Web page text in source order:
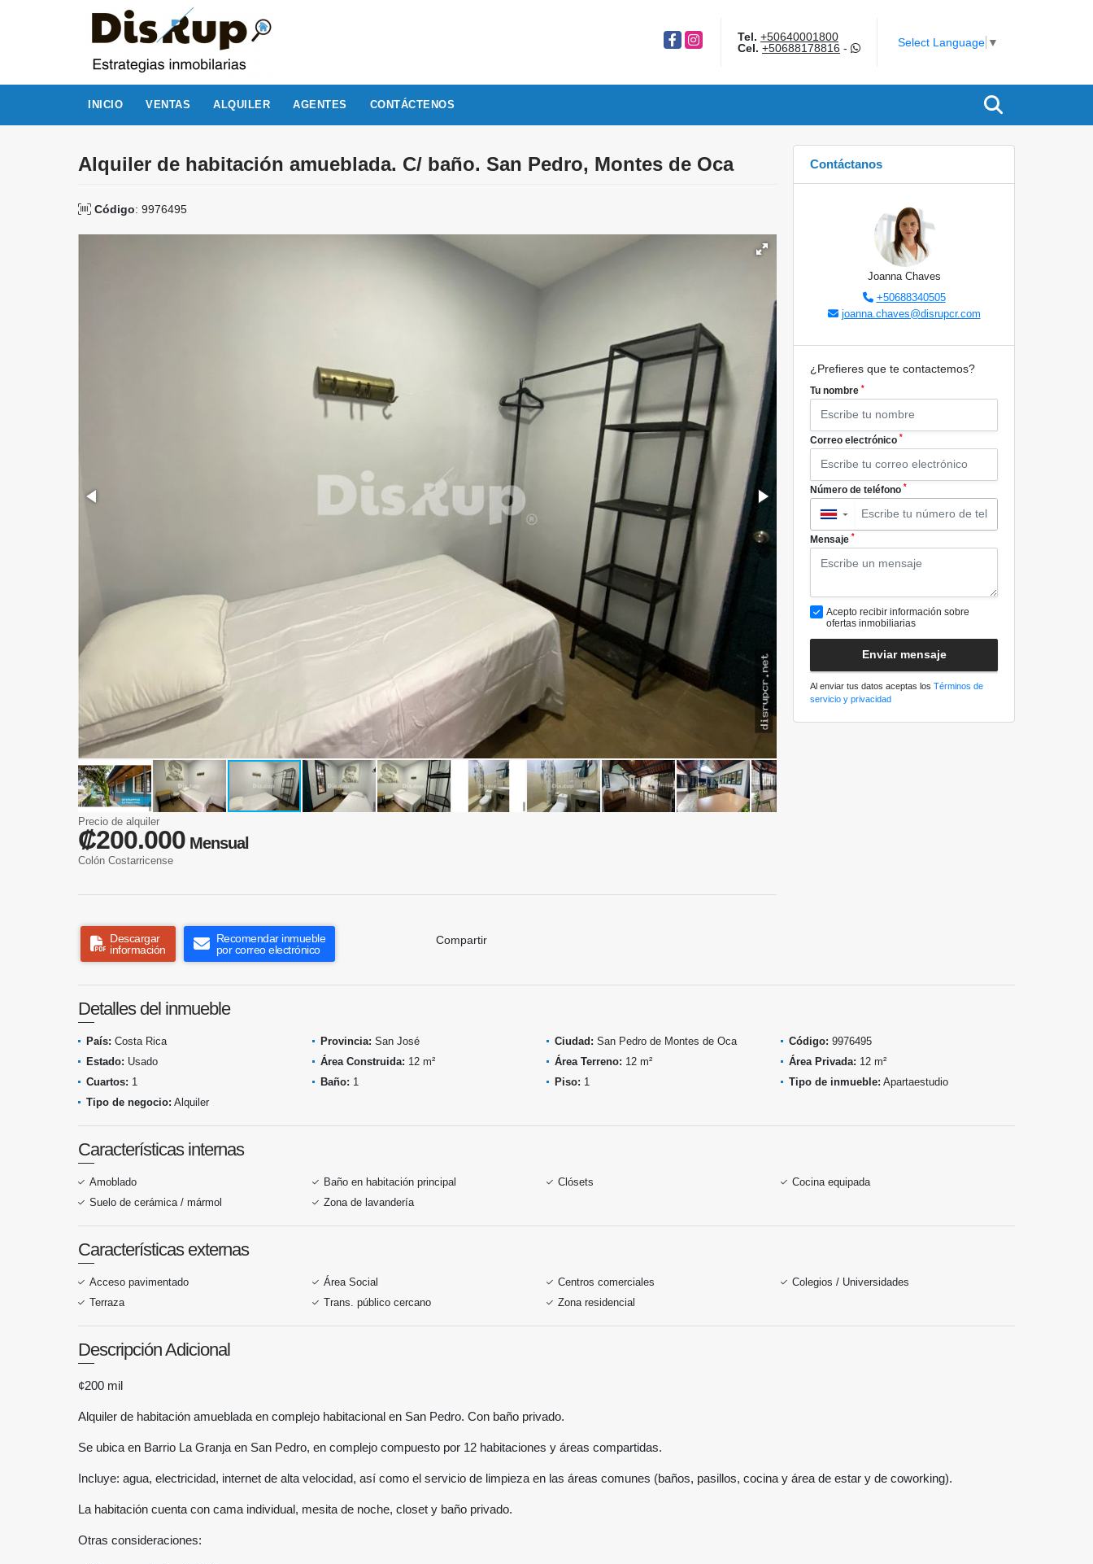
FacebookInstagram Tel. +50640001800
Cel. +50688178816 - Select Language ▼
INICIO VENTAS ALQUILER AGENTES CONTÁCTENOS
Alquiler de habitación amueblada. C/ baño. San Pedro, Montes de Oca
Código: 9976495
Precio de alquiler
₡200.000 Mensual
Colón Costarricense
Descargar
información
Recomendar inmueble
por correo electrónico
Compartir
Contáctanos
Joanna Chaves
+50688340505
joanna.chaves@disrupcr.com
¿Prefieres que te contactemos?
Tu nombre *
Correo electrónico *
Número de teléfono *
▼
Mensaje *
Acepto recibir información sobre
ofertas inmobiliarias
Enviar mensaje
Al enviar tus datos aceptas los Términos de
servicio y privacidad
Detalles del inmueble
País: Costa Rica Provincia: San José Ciudad: San Pedro de Montes de Oca Código: 9976495
Estado: Usado Área Construida: 12 m² Área Terreno: 12 m² Área Privada: 12 m²
Cuartos: 1 Baño: 1 Piso: 1 Tipo de inmueble: Apartaestudio
Tipo de negocio: Alquiler
Características internas
Amoblado Baño en habitación principal Clósets
Cocina equipada
Suelo de cerámica / mármol
Zona de lavandería
Características externas
Acceso pavimentado Área Social Centros comerciales
Colegios / Universidades
Terraza
Trans. público cercano Zona residencial
Descripción Adicional
¢200 mil
Alquiler de habitación amueblada en complejo habitacional en San Pedro. Con baño privado.
Se ubica en Barrio La Granja en San Pedro, en complejo compuesto por 12 habitaciones y áreas compartidas.
Incluye: agua, electricidad, internet de alta velocidad, así como el servicio de limpieza en las áreas comunes (baños, pasillos, cocina y área de estar y de coworking).
La habitación cuenta con cama individual, mesita de noche, closet y baño privado.
Otras consideraciones: